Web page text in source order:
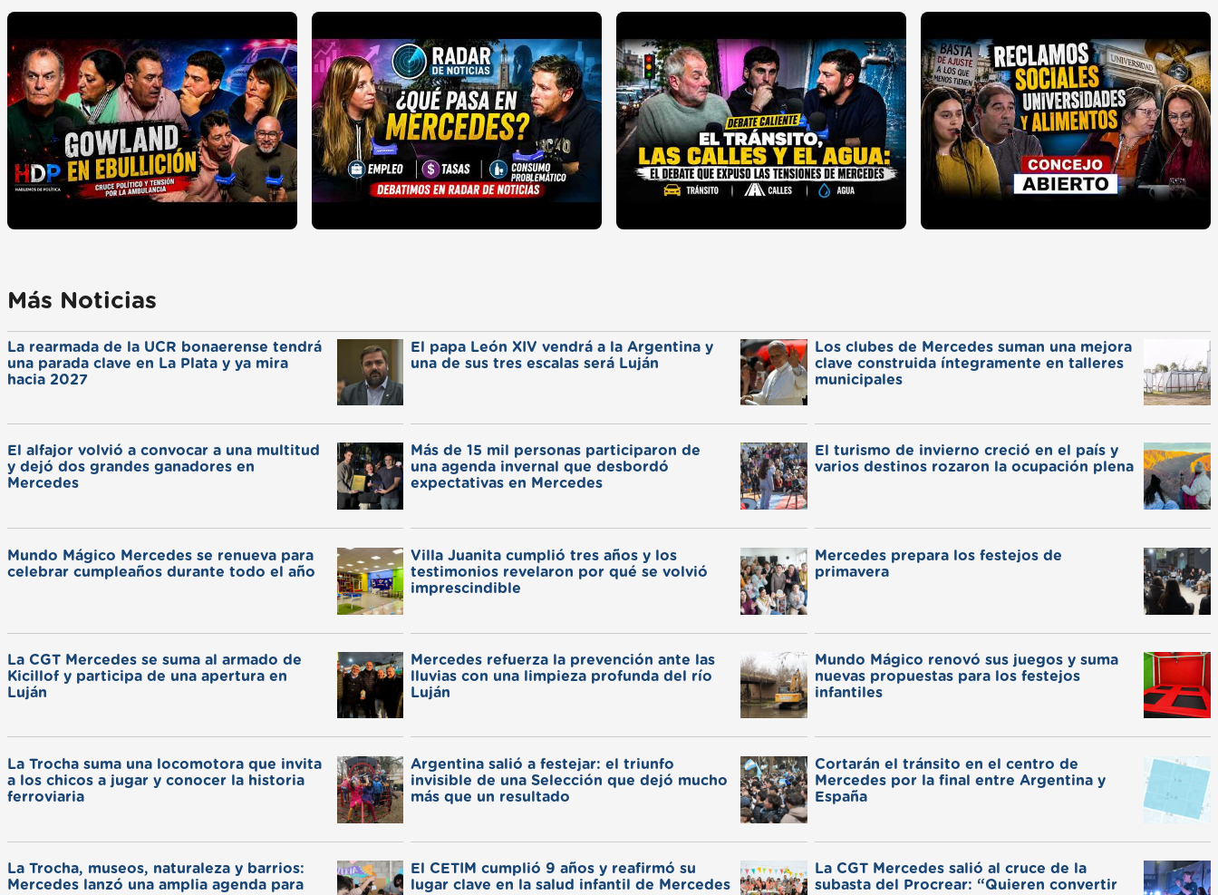
Más Noticias
La rearmada de la UCR bonaerense tendrá
una parada clave en La Plata y ya mira
hacia 2027
El papa León XIV vendrá a la Argentina y
una de sus tres escalas será Luján
Los clubes de Mercedes suman una mejora
clave construida íntegramente en talleres
municipales
El alfajor volvió a convocar a una multitud
y dejó dos grandes ganadores en
Mercedes
Más de 15 mil personas participaron de
una agenda invernal que desbordó
expectativas en Mercedes
El turismo de invierno creció en el país y
varios destinos rozaron la ocupación plena
Mundo Mágico Mercedes se renueva para
celebrar cumpleaños durante todo el año
Villa Juanita cumplió tres años y los
testimonios revelaron por qué se volvió
imprescindible
Mercedes prepara los festejos de
primavera
La CGT Mercedes se suma al armado de
Kicillof y participa de una apertura en
Luján
Mercedes refuerza la prevención ante las
lluvias con una limpieza profunda del río
Luján
Mundo Mágico renovó sus juegos y suma
nuevas propuestas para los festejos
infantiles
La Trocha suma una locomotora que invita
a los chicos a jugar y conocer la historia
ferroviaria
Argentina salió a festejar: el triunfo
invisible de una Selección que dejó mucho
más que un resultado
Cortarán el tránsito en el centro de
Mercedes por la final entre Argentina y
España
La Trocha, museos, naturaleza y barrios:
Mercedes lanzó una amplia agenda para
El CETIM cumplió 9 años y reafirmó su
lugar clave en la salud infantil de Mercedes
La CGT Mercedes salió al cruce de la
subasta del Procrear: “Quieren convertir